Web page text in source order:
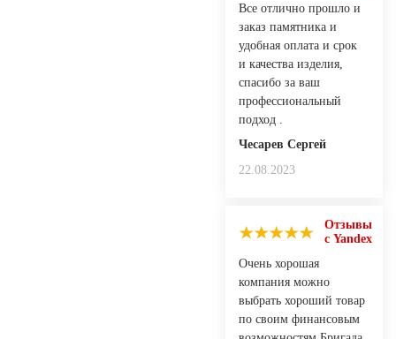
Все отлично прошло и
заказ памятника и
удобная оплата и срок
и качества изделия,
спасибо за ваш
профессиональный
подход .
Чесарев Сергей
22.08.2023
Отзывы
с Yandex
Очень хорошая
компания можно
выбрать хороший товар
по своим финансовым